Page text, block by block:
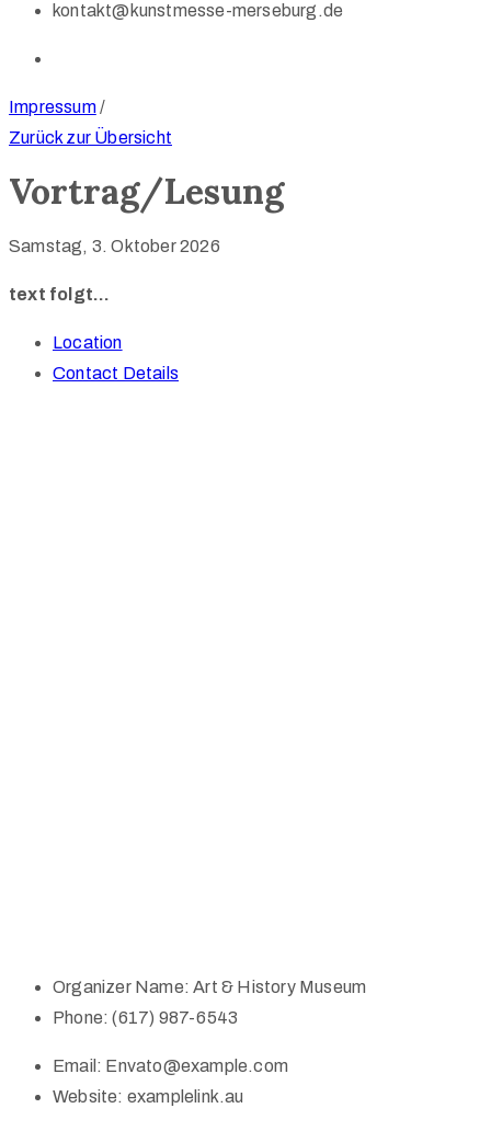
kontakt@kunstmesse-merseburg.de
Impressum/
Zurück zur Übersicht
Vortrag/Lesung
Samstag, 3. Oktober 2026
text folgt…
Location
Contact Details
Organizer Name: Art & History Museum
Phone: (617) 987-6543
Email: Envato@example.com
Website: examplelink.au